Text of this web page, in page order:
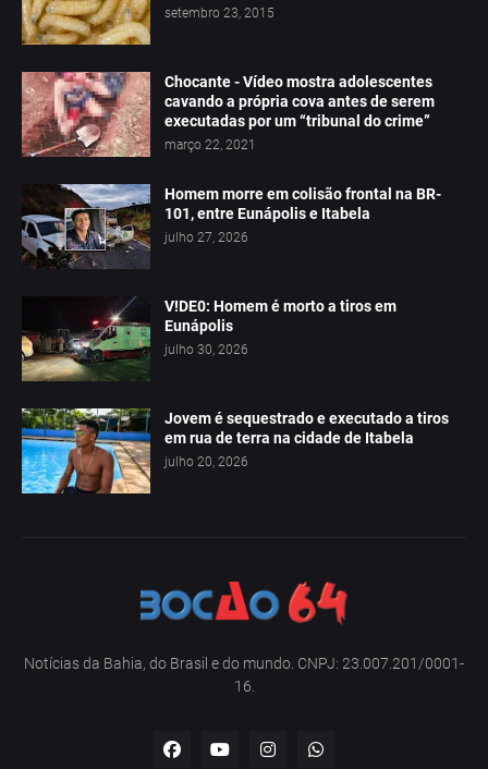
setembro 23, 2015
Chocante - Vídeo mostra adolescentes
cavando a própria cova antes de serem
executadas por um “tribunal do crime”
março 22, 2021
Homem morre em colisão frontal na BR-
101, entre Eunápolis e Itabela
julho 27, 2026
V!DE0: Homem é morto a tiros em
Eunápolis
julho 30, 2026
Jovem é sequestrado e executado a tiros
em rua de terra na cidade de Itabela
julho 20, 2026
Notícias da Bahia, do Brasil e do mundo. CNPJ: 23.007.201/0001-
16.